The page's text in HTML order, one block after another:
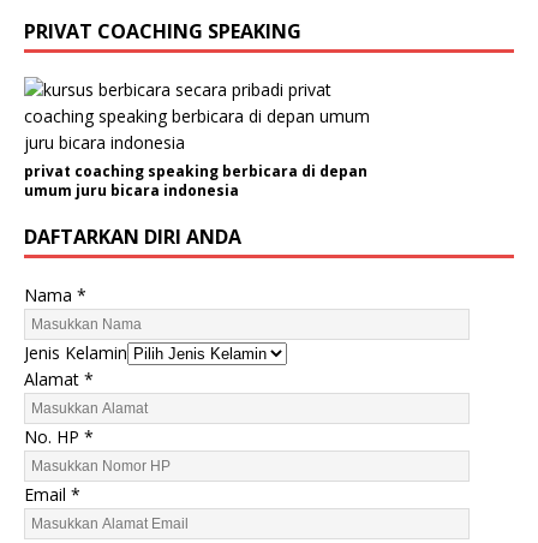
PRIVAT COACHING SPEAKING
privat coaching speaking berbicara di depan
umum juru bicara indonesia
DAFTARKAN DIRI ANDA
Nama *
Jenis Kelamin
Alamat *
No. HP *
A
Email *